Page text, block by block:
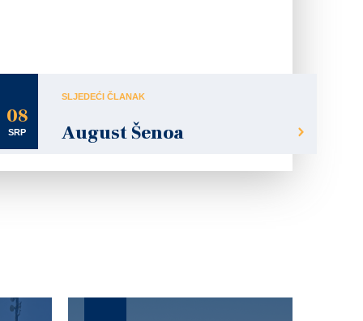
08
SRP
SLJEDEĆI ČLANAK
August Šenoa